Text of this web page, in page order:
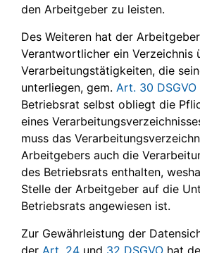
den Arbeitgeber zu leisten.
Des Weiteren hat der
Verantwortlicher ein Verzeichnis
Verarbeitungstätigkeiten, die
unterliegen, gem. Art. 30 DSGVO
Betriebsrat selbst obliegt die
eines
muss das
Arbeitgebers auch die
des Betriebsrats enthalten,
Stelle der Arbeitgeber auf die
Betriebsrats angewiesen ist.
Zur Gewährleistung der
der Art. 24 und 32 DSGVO hat